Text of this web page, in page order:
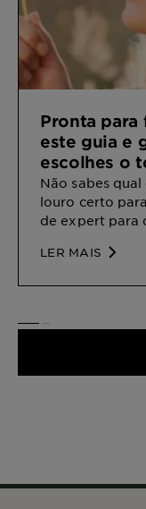
Pronta para
este guia e
escolhes o
Não sabes
louro certo
de expert para
incrível que há
LER MAIS
SLIDE 1
SLIDE 2